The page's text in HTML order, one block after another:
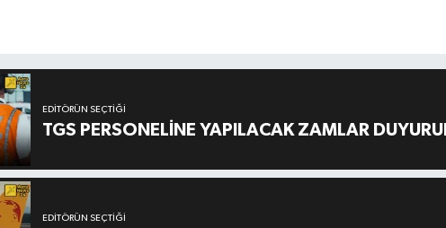
EDITÖRÜN SEÇTIĞI
TGS PERSONELİNE YAPILACAK ZAMLAR
EDITÖRÜN SEÇTIĞI